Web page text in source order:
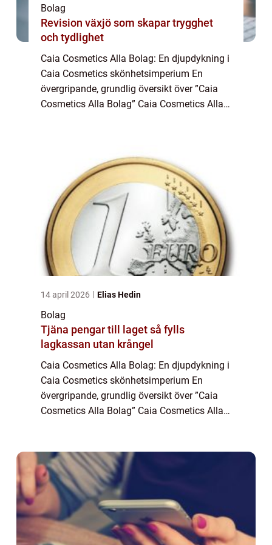
Bolag
Revision växjö som skapar trygghet
och tydlighet
Caia Cosmetics Alla Bolag: En djupdykning i
Caia Cosmetics skönhetsimperium En
övergripande, grundlig översikt över ”Caia
Cosmetics Alla Bolag” Caia Cosmetics Alla
14 april 2026 Elias Hedin
Bolag
Tjäna pengar till laget så fylls
lagkassan utan krångel
Caia Cosmetics Alla Bolag: En djupdykning i
Caia Cosmetics skönhetsimperium En
övergripande, grundlig översikt över ”Caia
Cosmetics Alla Bolag” Caia Cosmetics Alla